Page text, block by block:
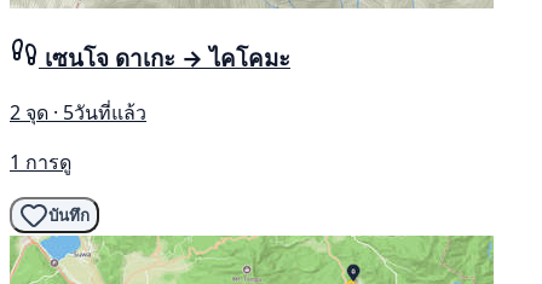
เซนโจ ดาเกะ → ไคโคมะ
2 จุด · 5วันที่แล้ว
1 การดู
บันทึก